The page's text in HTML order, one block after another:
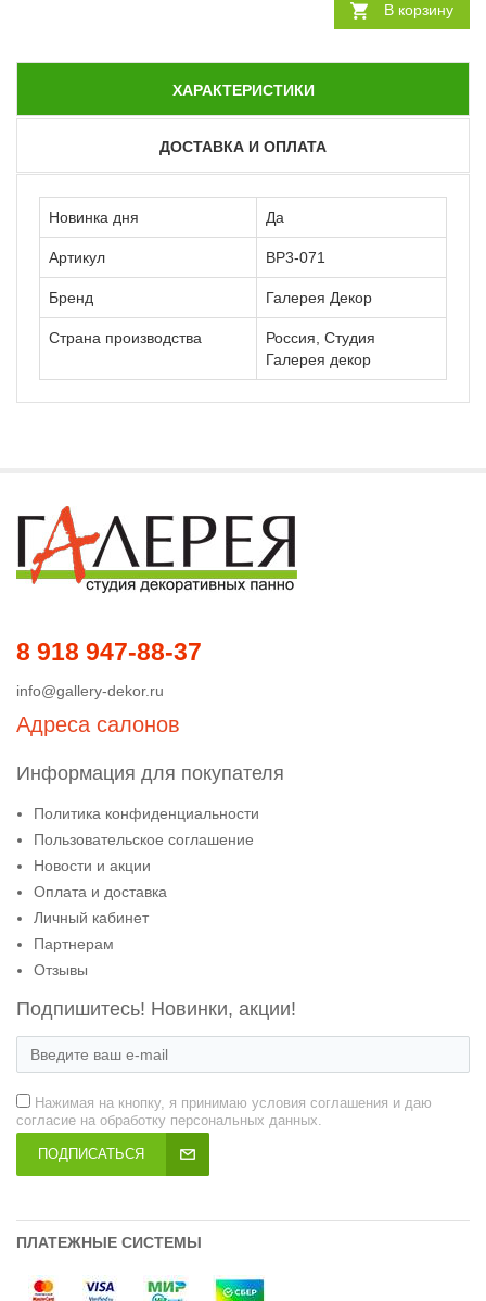
В корзину
ХАРАКТЕРИСТИКИ
ДОСТАВКА И ОПЛАТА
Новинка дня Да
Артикул ВР3-071
Бренд Галерея Декор
Страна производства
Россия, Студия
Галерея декор
8 918 947-88-37
info@gallery-dekor.ru
Адреса салонов
Информация для покупателя
Политика конфиденциальности
Пользовательское соглашение
Новости и акции
Оплата и доставка
Личный кабинет
Партнерам
Отзывы
Подпишитесь! Новинки, акции!
Нажимая на кнопку, я принимаю условия соглашения и даю
согласие на обработку персональных данных.
ПОДПИСАТЬСЯ
ПЛАТЕЖНЫЕ СИСТЕМЫ